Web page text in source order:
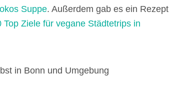
Suppe. Außerdem gab es ein Rezept
Top Ziele für vegane Städtetrips in